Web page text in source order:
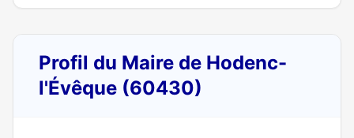
Profil du Maire de Hodenc-
l'Évêque (60430)